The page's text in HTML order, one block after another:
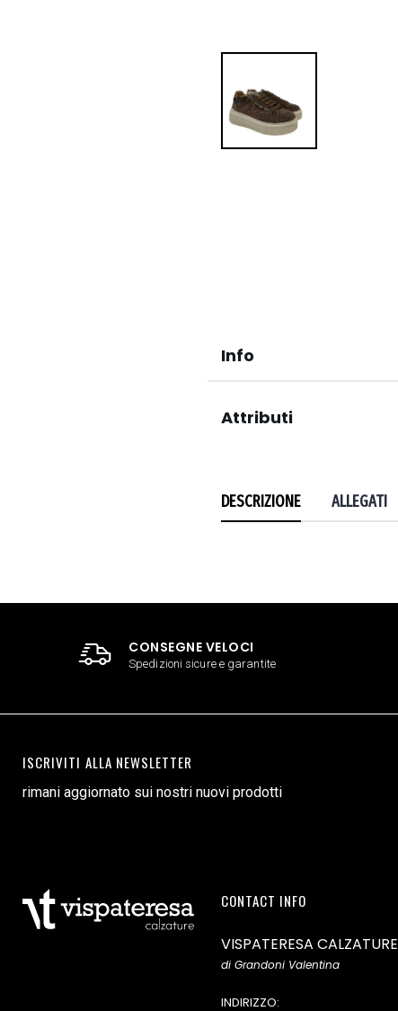
Info
Attributi
DESCRIZIONE ALLEGATI
CONSEGNE VELOCI
Spedizioni sicure e garantite
ISCRIVITI ALLA NEWSLETTER
rimani aggiornato sui nostri nuovi prodotti
CONTACT INFO
VISPATERESA CALZATURE
di Grandoni Valentina
INDIRIZZO: